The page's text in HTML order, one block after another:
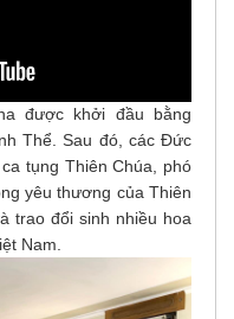
được khởi đầu bằng
Thể. Sau đó, các Đức
tụng Thiên Chúa, phó
yêu thương của Thiên
trao đổi sinh nhiều hoa
Nam.